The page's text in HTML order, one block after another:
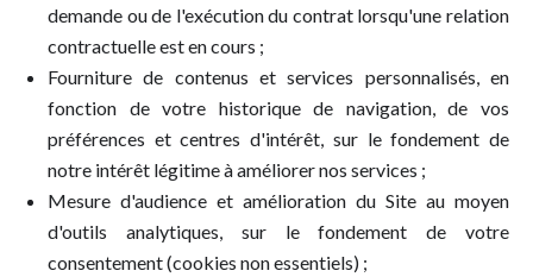
demande ou de l'exécution du contrat lorsqu'une relation
contractuelle est en cours ;
Fourniture de contenus et services personnalisés, en
fonction de votre historique de navigation, de vos
préférences et centres d'intérêt, sur le fondement de
notre intérêt légitime à améliorer nos services ;
Mesure d'audience et amélioration du Site au moyen
d'outils analytiques, sur le fondement de votre
consentement (cookies non essentiels) ;